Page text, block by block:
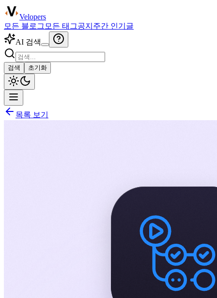
Velopers
모든 블로그 모든 태그공지 주간 인기글
AI 검색
검색 초기화
목록 보기